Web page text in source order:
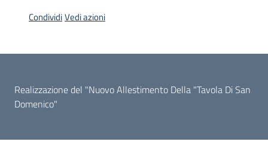
Guglielmi
Seguici
CondividiVedi azioni
Realizzazione del "Nuovo Allestimento Della "Tavola Di San
Domenico"